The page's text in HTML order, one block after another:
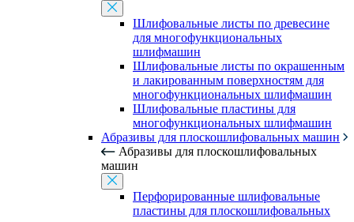
Шлифовальные листы по древесине
для многофункциональных
шлифмашин
Шлифовальные листы по окрашенным
и лакированным поверхностям для
многофункциональных шлифмашин
Шлифовальные пластины для
многофункциональных шлифмашин
Абразивы для плоскошлифовальных машин
Абразивы для плоскошлифовальных
машин
Перфорированные шлифовальные
пластины для плоскошлифовальных